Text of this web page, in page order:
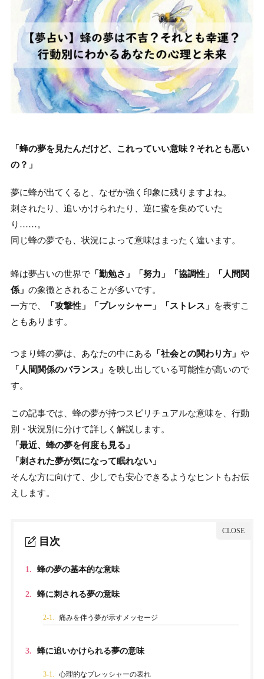
「蜂の夢を見たんだけど、これっていい意味？それとも悪い
の？」
夢に蜂が出てくると、なぜか強く印象に残りますよね。
刺されたり、追いかけられたり、逆に蜜を集めていた
り……。
同じ蜂の夢でも、状況によって意味はまったく違います。
蜂は夢占いの世界で「勤勉さ」「努力」「協調性」「人間関
係」 の象徴とされることが多いです。
一方で、
「攻撃性」「プレッシャー」「ストレス」
を表すこ
ともあります。
つまり蜂の夢は、あなたの中にある 「社会との関わり方」 や
「人間関係のバランス」
を映し出している可能性が高いので
す。
この記事では、蜂の夢が持つスピリチュアルな意味を、行動
別・状況別に分けて詳しく解説します。
「最近、蜂の夢を何度も見る」
「刺された夢が気になって眠れない」
そんな方に向けて、少しでも安心できるようなヒントもお伝
えします。
目次
1. 蜂の夢の基本的な意味
2. 蜂に刺される夢の意味
2-1. 痛みを伴う夢が示すメッセージ
3. 蜂に追いかけられる夢の意味
3-1. 心理的なプレッシャーの表れ